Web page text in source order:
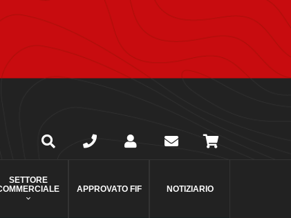
SETTORE
APPROVATO FIF NOTIZIARIO